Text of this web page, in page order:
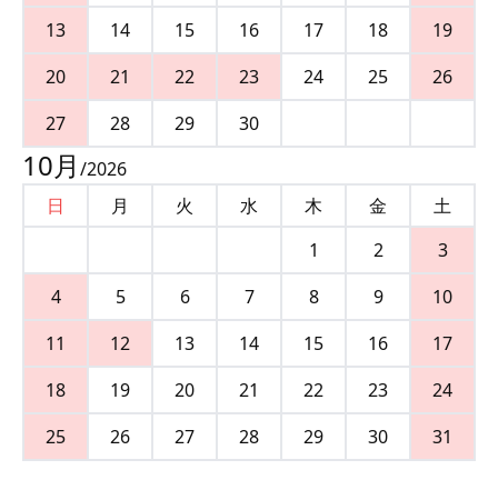
13
14 15 16 17 18
19
20
21 22 23 24 25
26
27
28 29 30
10月 /2026
日
月 火 水 木 金
土
1
2
3
4
5 6 7 8 9
10
11
12 13 14 15 16
17
18
19 20 21 22 23
24
25
26 27 28 29 30 31